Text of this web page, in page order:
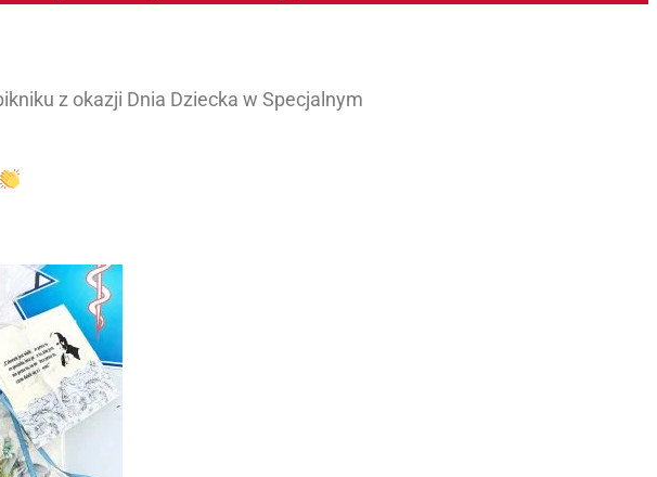
z okazji Dnia Dziecka w Specjalnym